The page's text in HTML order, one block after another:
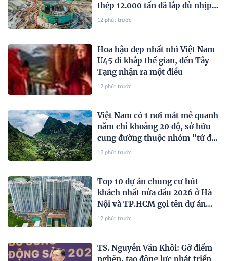
thép 12.000 tấn đã lắp đủ nhịp,
nơi lớn hơn địa điểm trao giải
12 phút trước
Hoa hậu đẹp nhất nhì Việt Nam
U45 đi khắp thế gian, đến Tây
Tạng nhận ra một điều
12 phút trước
Việt Nam có 1 nơi mát mẻ quanh
năm chỉ khoảng 20 độ, sở hữu
cung đường thuộc nhóm "tứ đại
đỉnh đèo", được Oscar du lịch
12 phút trước
Top 10 dự án chung cư hút
khách nhất nửa đầu 2026 ở Hà
Nội và TP.HCM gọi tên dự án
của Sunshine Group, MIK
12 phút trước
TS. Nguyễn Văn Khôi: Gỡ điểm
nghẽn, tạo động lực phát triển